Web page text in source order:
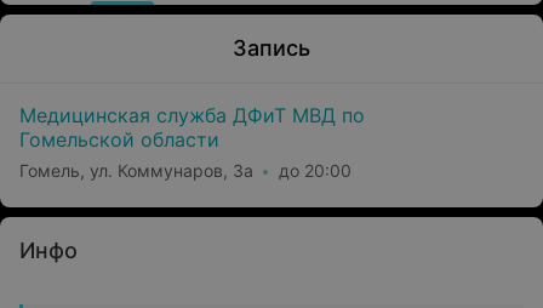
Запись
Медицинская служба ДФиТ МВД по
Гомельской области
Гомель, ул. Коммунаров, 3а до 20:00
Инфо